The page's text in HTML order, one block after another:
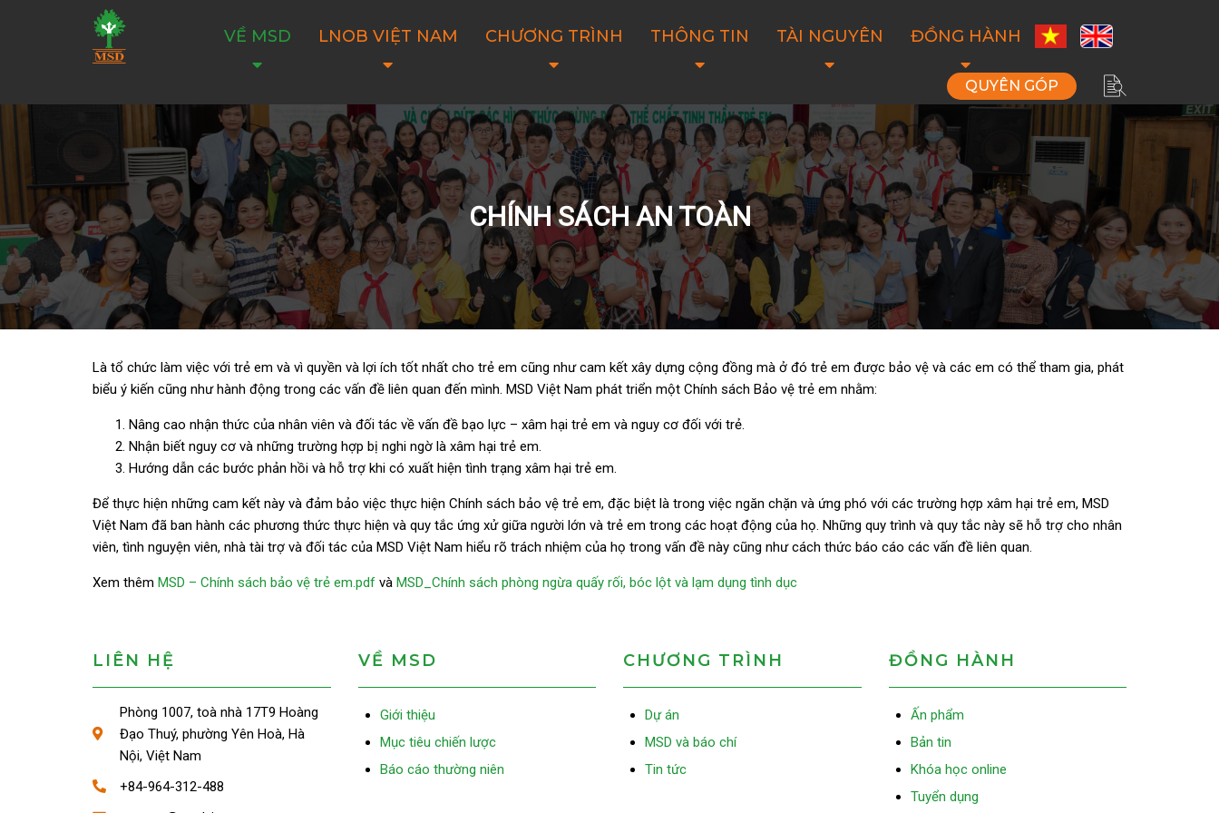
VỀ MSD LNOB VIỆT NAM CHƯƠNG TRÌNH THÔNG TIN TÀI NGUYÊN ĐỒNG HÀNH
QUYÊN GÓP
CHÍNH SÁCH AN TOÀN
Là tổ chức làm việc với trẻ em và vì quyền và lợi ích tốt nhất cho trẻ em cũng nhưcam kết xây dựng cộng đồng mà ở đó trẻ em được bảo vệ và các em có thể tham gia, phát
biểu ý kiến cũng như hành động trong các vấn đề liên quan đến mình. MSD Việt Nam phát triển một Chính sách Bảo vệ trẻ em nhằm:
Nâng cao nhận thức của nhân viên và đối tác về vấn đề bạo lực – xâm hại trẻ em và nguy cơ đối với trẻ.
Nhận biết nguy cơ và những trường hợp bị nghi ngờ là xâm hại trẻ em.
Hướng dẫn các bước phản hồi và hỗ trợ khi có xuất hiện tình trạng xâm hại trẻ em.
Để thực hiện những cam kết này và đảm bảo việc thực hiện Chính sách bảo vệ trẻ em, đặc biệt là trong việc ngăn chặn và ứng phó với các trường hợp xâm hại trẻ em, MSD
Việt Nam đã ban hành các phương thức thực hiện và quy tắc ứng xử giữa người lớn và trẻ em trong các hoạt động của họ. Những quy trình và quy tắc này sẽ hỗ trợ cho nhân
viên, tình nguyện viên, nhà tài trợ và đối tác của MSD Việt Nam hiểu rõ trách nhiệm của họ trong vấn đề này cũng như cách thức báo cáo các vấn đề liên quan.
Xem thêm MSD – Chính sách bảo vệ trẻ em.pdf và MSD_Chính sách phòng ngừa quấy rối, bóc lột và lạm dụng tình dục
LIÊN HỆ
Phòng 1007, toà nhà 17T9 Hoàng
Đạo Thuý, phường Yên Hoà, Hà
Nội, Việt Nam
+84-964-312-488
VỀ MSD
Giới thiệu
Mục tiêu chiến lược
Báo cáo thường niên
CHƯƠNG TRÌNH
Dự án
MSD và báo chí
Tin tức
ĐỒNG HÀNH
Ấn phẩm
Bản tin
Khóa học online
Tuyển dụng